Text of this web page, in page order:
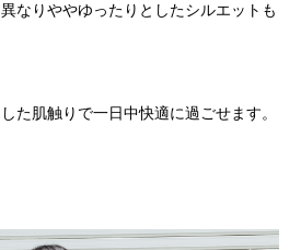
なりややゆったりとしたシルエットも
た肌触りで一日中快適に過ごせます。